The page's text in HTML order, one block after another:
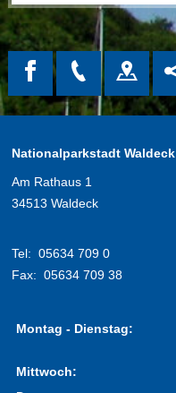
Nationalparkstadt Waldeck
Am Rathaus 1
34513 Waldeck
Tel: 05634 709 0
Fax: 05634 709 38
Montag - Dienstag:
Mittwoch: